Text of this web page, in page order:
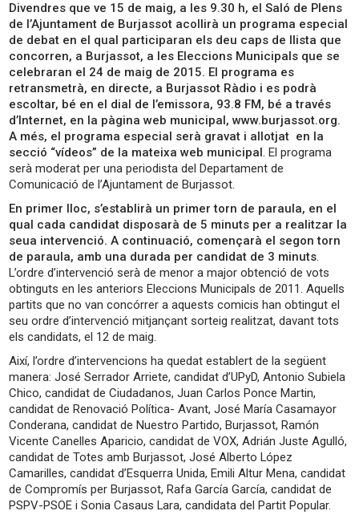
Divendres que ve 15 de maig, a les 9.30 h, el Saló de Plens
de l’Ajuntament de Burjassot acollirà un programa especial
de debat en el qual participaran els deu caps de llista que
concorren, a Burjassot, a les Eleccions Municipals que se
celebraran el 24 de maig de 2015. El programa es
retransmetrà, en directe, a Burjassot Ràdio i es podrà
escoltar, bé en el dial de l’emissora, 93.8 FM, bé a través
d’Internet, en la pàgina web municipal, www.burjassot.org.
A més, el programa especial serà gravat i allotjat en la
secció “vídeos” de la mateixa web municipal. El programa
serà moderat per una periodista del Departament de
Comunicació de l’Ajuntament de Burjassot.
En primer lloc, s’establirà un primer torn de paraula, en el
qual cada candidat disposarà de 5 minuts per a realitzar la
seua intervenció. A continuació, començarà el segon torn
de paraula, amb una durada per candidat de 3 minuts.
L’ordre d’intervenció serà de menor a major obtenció de vots
obtinguts en les anteriors Eleccions Municipals de 2011. Aquells
partits que no van concórrer a aquests comicis han obtingut el
seu ordre d’intervenció mitjançant sorteig realitzat, davant tots
els candidats, el 12 de maig.
Així, l’ordre d’intervencions ha quedat establert de la següent
manera: José Serrador Arriete, candidat d’UPyD, Antonio Subiela
Chico, candidat de Ciudadanos, Juan Carlos Ponce Martin,
candidat de Renovació Política- Avant, José María Casamayor
Conderana, candidat de Nuestro Partido, Burjassot, Ramón
Vicente Canelles Aparicio, candidat de VOX, Adrián Juste Agulló,
candidat de Totes amb Burjassot, José Alberto López
Camarilles, candidat d’Esquerra Unida, Emili Altur Mena, candidat
de Compromís per Burjassot, Rafa García García, candidat de
PSPV-PSOE i Sonia Casaus Lara, candidata del Partit Popular.